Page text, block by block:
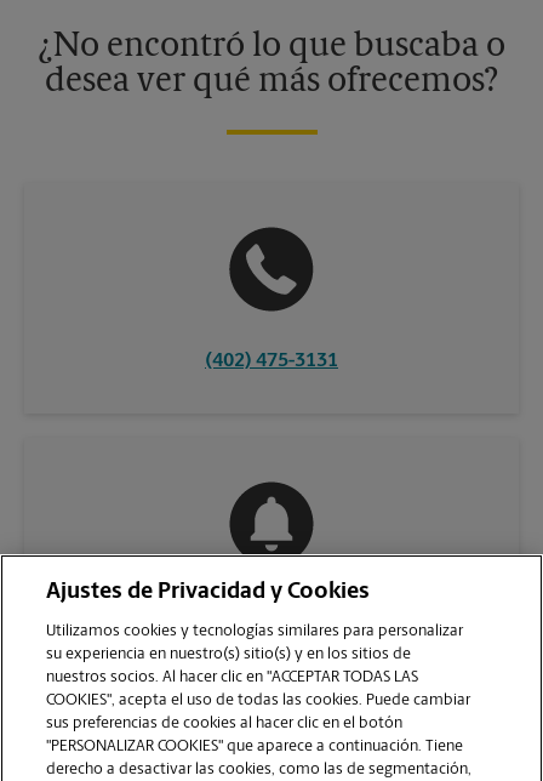
¿No encontró lo que buscaba o
desea ver qué más ofrecemos?
(402) 475-3131
Ajustes de Privacidad y Cookies
Utilizamos cookies y tecnologías similares para personalizar
su experiencia en nuestro(s) sitio(s) y en los sitios de
nuestros socios. Al hacer clic en "ACCEPTAR TODAS LAS
COOKIES", acepta el uso de todas las cookies. Puede cambiar
sus preferencias de cookies al hacer clic en el botón
"PERSONALIZAR COOKIES" que aparece a continuación. Tiene
derecho a desactivar las cookies, como las de segmentación,